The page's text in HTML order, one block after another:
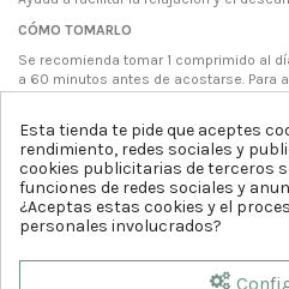
CÓMO TOMARLO
Se recomienda tomar 1 comprimido al
a 60 minutos antes de acostarse. Para
Esta tienda te pide que aceptes
rendimiento, redes sociales y
cookies publicitarias de terceros
funciones de redes sociales y
¿Aceptas estas cookies y el
personales involucrados?